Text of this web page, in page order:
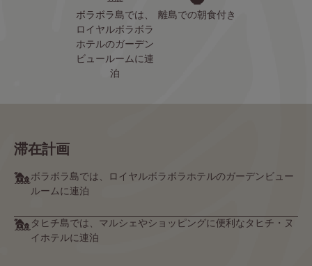
ボラボラ島では、
ロイヤルボラボラ
ホテルのガーデン
ビュールームに連
泊
離島での朝食付き
滞在計画
ボラボラ島では、ロイヤルボラボラホテルのガーデンビュー
ルームに連泊
タヒチ島では、マルシェやショッピングに便利なタヒチ・ヌ
イホテルに連泊